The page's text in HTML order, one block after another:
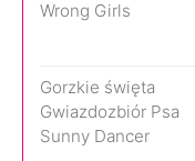
Wrong Girls
Gorzkie święta
Gwiazdozbiór Psa
Sunny Dancer